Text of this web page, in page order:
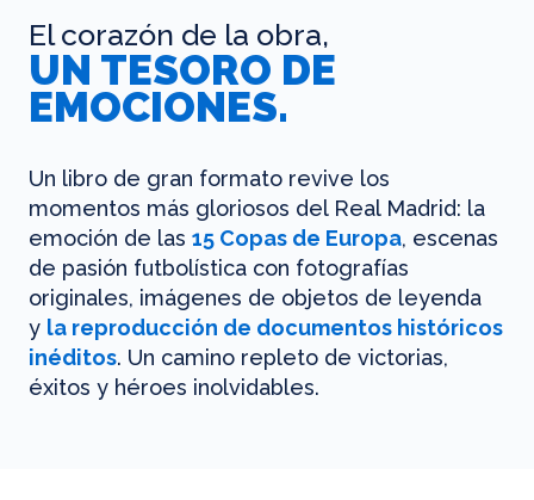
El corazón de la obra,
UN TESORO DE
EMOCIONES.
Un libro de gran formato revive los
momentos más gloriosos del Real Madrid: la
emoción de las 15 Copas de Europa, escenas
de pasión futbolística con fotografías
originales, imágenes de objetos de leyenda
y la reproducción de documentos históricos
inéditos. Un camino repleto de victorias,
éxitos y héroes inolvidables.